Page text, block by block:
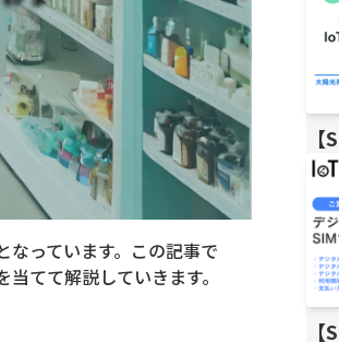
っています。この記事で
てて解説していきます。